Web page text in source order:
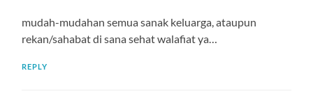
mudah-mudahan semua sanak keluarga, ataupun
rekan/sahabat di sana sehat walafiat ya…
REPLY